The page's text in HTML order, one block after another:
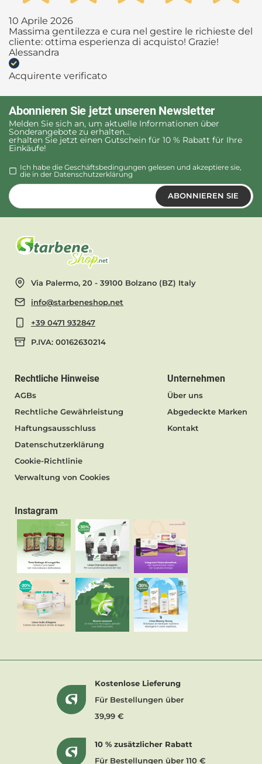
10 Aprile 2026
Massima gentilezza e cura nel gestire le richieste del
cliente: ottima esperienza di acquisto! Grazie!
Alessandra
Acquirente verificato
Abonnieren Sie jetzt unseren Newsletter
Melden Sie sich an, um aktuelle Informationen über
Sonderangebote zu erhalten...
erhalten Sie jetzt einen Gutschein für 10 % Rabatt für Ihre
Einkäufe!
Ich habe die Geschäftsbedingungen gelesen und akzeptiere sie,
die in der Datenschutzerklärung
ABONNIEREN SIE
Via Palermo, 20 - 39100 Bolzano (BZ) Italy
info@starbeneshop.net
+39 0471 932847
P.IVA: 00162630214
Rechtliche Hinweise
AGBs
Rechtliche Gewährleistung
Haftungsausschluss
Datenschutzerklärung
Cookie-Richtlinie
Verwaltung von Cookies
Unternehmen
Über uns
Abgedeckte Marken
Kontakt
Instagram
Kostenlose Lieferung
Für Bestellungen über
39,99 €
10 % zusätzlicher Rabatt
Für Bestellungen über 110 €